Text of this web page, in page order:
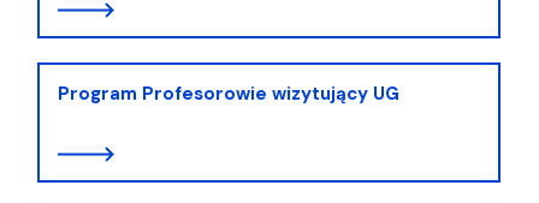
Program Profesorowie wizytujący UG